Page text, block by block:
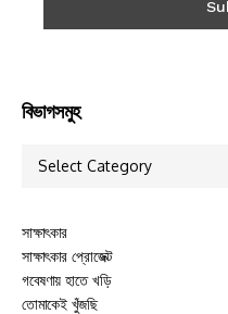
বিভাগসমুহ
সাক্ষাৎকার
সাক্ষাৎকার প্রোজেক্ট
গবেষণায় হাতে খড়ি
তোমাকেই খুঁজছি